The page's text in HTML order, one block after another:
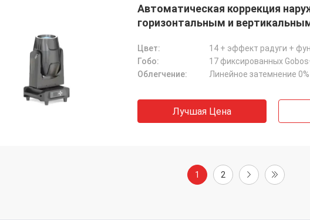
Автоматическая коррекция
горизонтальным и
Цвет:
14 + эффект радуги +
Гобо:
17 фиксированных
Облегчение:
Линейное затемнение
Лучшая Цена
1 2